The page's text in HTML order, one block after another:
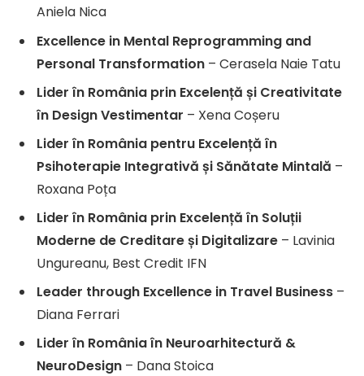
Aniela Nica
Excellence in Mental Reprogramming and
Personal Transformation – Cerasela Naie Tatu
Lider în România prin Excelență și Creativitate
în Design Vestimentar – Xena Coșeru
Lider în România pentru Excelență în
Psihoterapie Integrativă și Sănătate Mintală –
Roxana Poța
Lider în România prin Excelență în Soluții
Moderne de Creditare și Digitalizare – Lavinia
Ungureanu, Best Credit IFN
Leader through Excellence in Travel Business –
Diana Ferrari
Lider în România în Neuroarhitectură &
NeuroDesign – Dana Stoica